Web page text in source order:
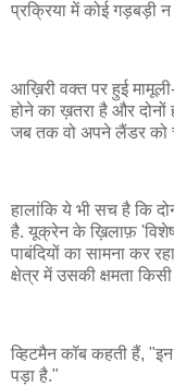
प्रक्रिया में कोई गड़बड़ी न
आख़िरी वक्त पर हुई
होने का ख़तरा है और दोनों
जब तक वो अपने लैंडर को
हालांकि ये भी सच है कि
है. यूक्रेन के ख़िलाफ़
पाबंदियों का सामना कर
क्षेत्र में उसकी क्षमता
व्हिटमैन कॉब कहती हैं,
पड़ा है."